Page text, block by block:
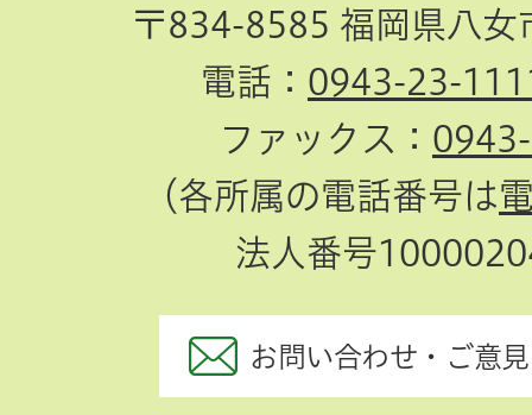
〒834-8585 福岡県八女
電話： 0943-23-
ファックス：
（各所属の電話番号は
法人番号
お問い合わせ・ご意